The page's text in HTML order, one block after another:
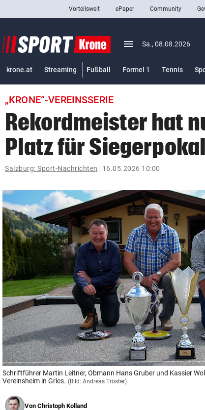
closeSchließen
Abonnieren
pin_drop
bookmark
search
Suchbegriff
© Krone Multimedia GmbH & Co KG 2026
Muthgasse 2, 1190 Wien
Vorteilswelt ePaper Community
menu Menü aufklappen
Sa., 08.08.2026
krone.at Streaming Fußball Formel 1 Tennis
„KRONE“-VEREINSSERIE
Rekordmeister hat
Platz für
Salzburg: Sport-Nachrichten 16.05.2026 10:00
Schriftführer Martin Leitner, Obmann Hans Gruber und Kassier
Vereinsheim in Gries. (Bild: Andreas Tröster)
Von Christoph Kolland